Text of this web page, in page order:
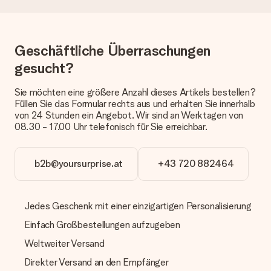
Welche Lieferoptionen stehen zur Verfügung?
Derzeit können wir (noch) keine verschiedenen Lieferoptionen
anbieten. Das Geschenk, das bestellt wird, wird als Paket oder
oder Päckchen geliefert wird, kontaktiere bitte unseren
Kundenservice.
Zahlung
Wie kann ich meine Bestellung bezahlen?
Wir bieten die folgenden Zahlungsoptionen an: Vorauskasse
mit normaler Überweisung, Sofortüberweisung, Paypal,
Kreditkarte oder auf Rechnung über Klarna. Bei einer
Geschenks jedoch um 3 Werktage.
Geschenk empfangen
Was, wenn das Geschenk meine Erwartungen nicht
erfüllt?
Geschäftliche Überraschungen
gesucht?
Sie möchten eine größere Anzahl dieses Artikels bestellen?
Füllen Sie das Formular rechts aus und erhalten Sie innerhalb
von 24 Stunden ein Angebot. Wir sind an Werktagen von
08.30 - 17.00 Uhr telefonisch für Sie erreichbar.
b2b@yoursurprise.at +43 720 882464
Jedes Geschenk mit einer einzigartigen Personalisierung
Einfach Großbestellungen aufzugeben
Weltweiter Versand
Direkter Versand an den Empfänger